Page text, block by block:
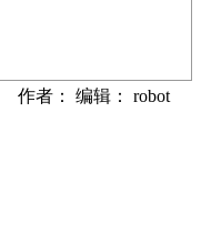
作者： 编辑： robot